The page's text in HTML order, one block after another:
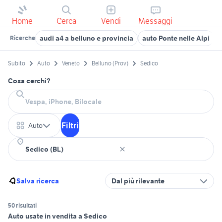
Home Cerca Vendi Messaggi
Ricerche audi a4 a belluno e provincia auto Ponte nelle Alpi
Subito Auto Veneto Belluno (Prov) Sedico
Cosa cerchi?
Auto Filtri
Salva ricerca Dal più rilevante
50 risultati
Auto usate in vendita a Sedico